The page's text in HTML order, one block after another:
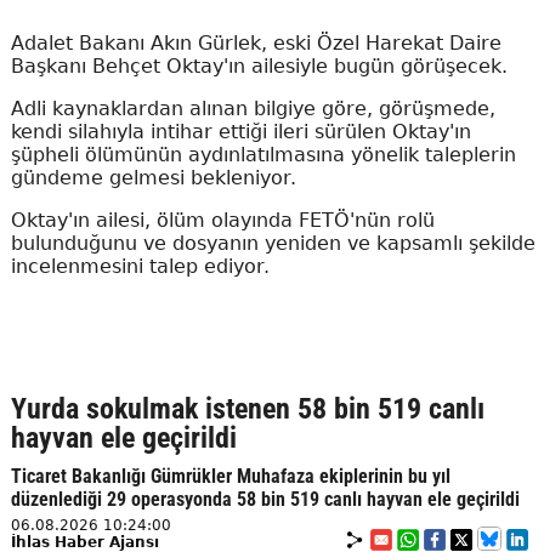
Adalet Bakanı Akın Gürlek, eski Özel Harekat Daire
Başkanı Behçet Oktay'ın ailesiyle bugün görüşecek.
Adli kaynaklardan alınan bilgiye göre, görüşmede,
kendi silahıyla intihar ettiği ileri sürülen Oktay'ın
şüpheli ölümünün aydınlatılmasına yönelik taleplerin
gündeme gelmesi bekleniyor.
Oktay'ın ailesi, ölüm olayında FETÖ'nün rolü
bulunduğunu ve dosyanın yeniden ve kapsamlı şekilde
incelenmesini talep ediyor.
Yurda sokulmak istenen 58 bin 519 canlı
hayvan ele geçirildi
Ticaret Bakanlığı Gümrükler Muhafaza ekiplerinin bu yıl
düzenlediği 29 operasyonda 58 bin 519 canlı hayvan ele geçirildi
06.08.2026 10:24:00
İhlas Haber Ajansı